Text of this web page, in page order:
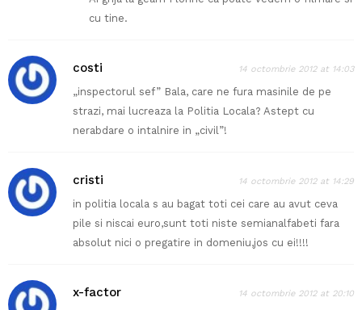
cu tine.
costi 14 octombrie 2012 at 14:03
„inspectorul sef” Bala, care ne fura masinile de pe
strazi, mai lucreaza la Politia Locala? Astept cu
nerabdare o intalnire in „civil”!
cristi 14 octombrie 2012 at 14:29
in politia locala s au bagat toti cei care au avut ceva
pile si niscai euro,sunt toti niste semianalfabeti fara
absolut nici o pregatire in domeniu,jos cu ei!!!!
x-factor 14 octombrie 2012 at 20:10